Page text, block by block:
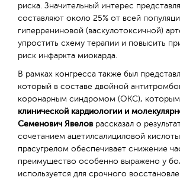
риска. Значительный интерес
составляют около 25% от всей
гиперрениновой (васкулотоксичной)
упростить схему терапии и повысить
риск инфаркта миокарда.
В рамках конгресса также был
который в составе двойной
коронарным синдромом (ОКС), которым
клинической кардиологии и
Семенович Явеловрассказал о
сочетанием ацетилсалициловой
прасугрелом обеспечивает снижение
преимущество особенно выражено у
используется для срочного